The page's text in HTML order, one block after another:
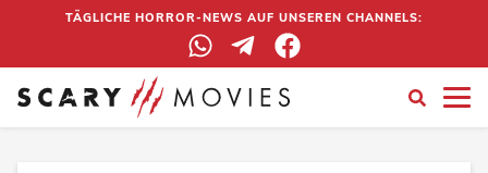
TÄGLICHE HORROR-NEWS AUF UNSEREN CHANNELS: